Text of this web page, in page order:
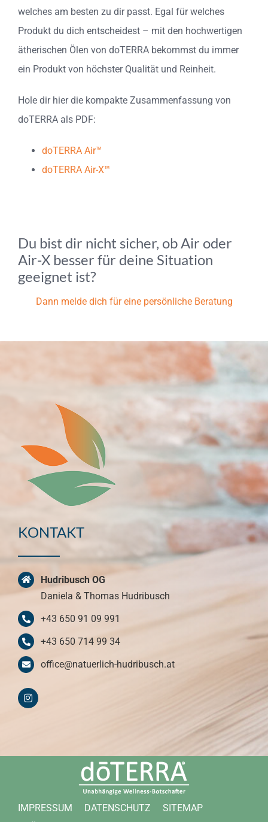
welches am besten zu dir passt. Egal für welches
Produkt du dich entscheidest – mit den hochwertigen
ätherischen Ölen von doTERRA bekommst du immer
ein Produkt von höchster Qualität und Reinheit.
Hole dir hier die kompakte Zusammenfassung von
doTERRA als PDF:
doTERRA Air™
doTERRA Air-X™
Du bist dir nicht sicher, ob Air oder
Air-X besser für deine Situation
geeignet ist?
Dann melde dich für eine persönliche Beratung
KONTAKT
Hudribusch OG
Daniela & Thomas Hudribusch
+43 650 91 09 991
+43 650 714 99 34
office@natuerlich-hudribusch.at
IMPRESSUM DATENSCHUTZ
SITEMAP